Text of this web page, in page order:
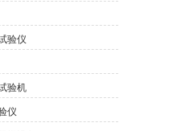
验仪
验机
仪